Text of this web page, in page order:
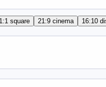
1:1 square 21:9 cinema 16:10